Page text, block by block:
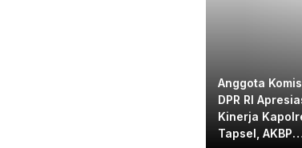
Anggota
DPR RI
Kinerja
Tapsel, AKBP